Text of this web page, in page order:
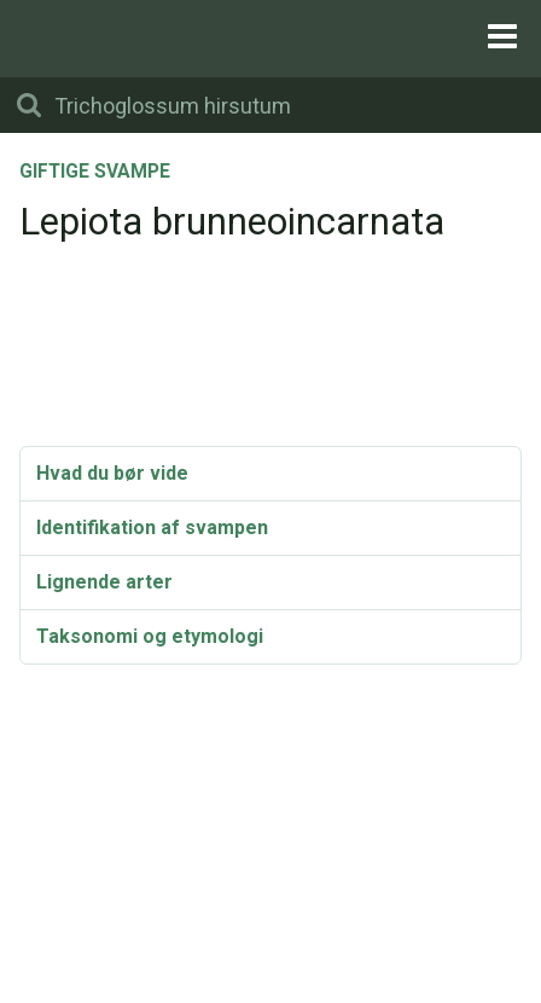
GIFTIGE SVAMPE
Lepiota brunneoincarnata
Hvad du bør vide
Identifikation af svampen
Lignende arter
Taksonomi og etymologi